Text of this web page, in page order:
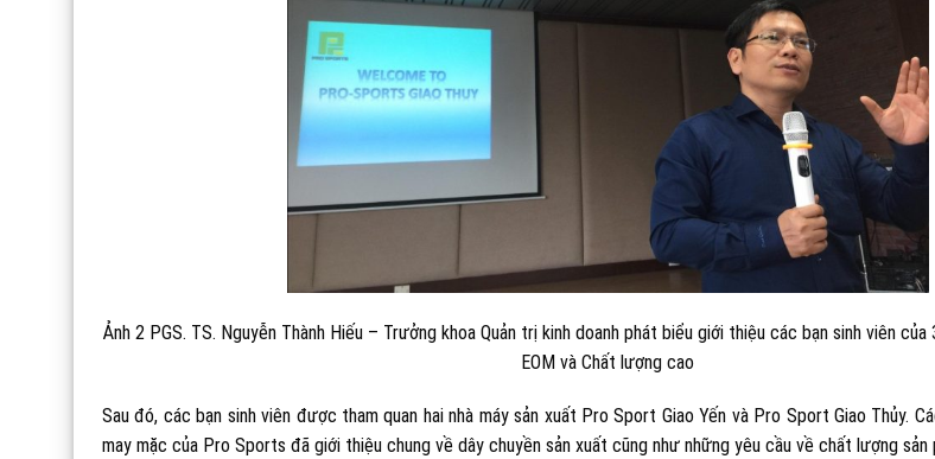
Ảnh 2 PGS. TS. Nguyễn Thành Hiếu – Trưởng khoa Quản trị kinh doanh phát biểu giới thiệu các bạn sinh viên
EOM và Chất lượng cao
Sau đó, các bạn sinh viên được tham quan hai nhà máy sản xuất Pro Sport Giao Yến và Pro Sport Giao Thủy.
may mặc của Pro Sports đã giới thiệu chung về dây chuyền sản xuất cũng như những yêu cầu về chất lượng sản